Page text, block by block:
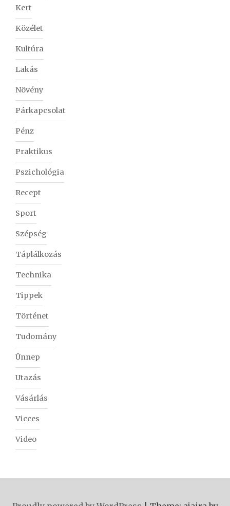
Kert
Közélet
Kultúra
Lakás
Növény
Párkapcsolat
Pénz
Praktikus
Pszichológia
Recept
Sport
Szépség
Táplálkozás
Technika
Tippek
Történet
Tudomány
Ünnep
Utazás
Vásárlás
Vicces
Video